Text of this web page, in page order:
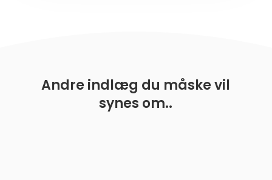
Andre indlæg du måske vil
synes om..